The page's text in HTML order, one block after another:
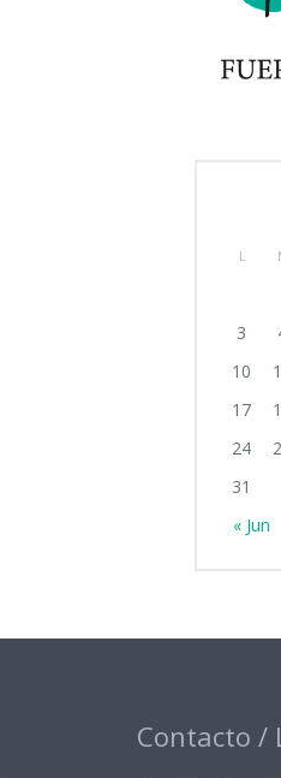
L
« Jun
3
10
17
24
31
Contacto /